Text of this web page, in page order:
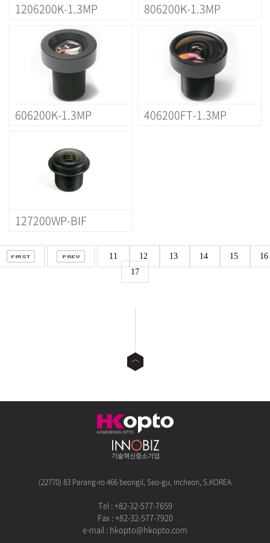
1206200K-1.3MP 806200K-1.3MP
606200K-1.3MP 406200FT-1.3MP
127200WP-BIF
11 12 13 14 15
16
17
(22770) 83 Parang-ro 466 beongil, Seo-gu, Incheon, S.KOREA
Tel : +82-32-577-7659
Fax : +82-32-577-7920
e-mail : hkopto@hkopto.com